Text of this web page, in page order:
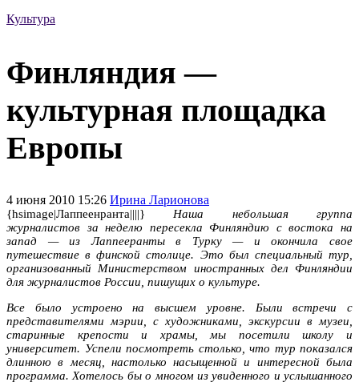
Культура
Финляндия —
культурная площадка
Европы
4 июня 2010 15:26 Ирина Ларионова
{hsimage|Лаппеенранта||||} Наша небольшая группа
журналистов за неделю пересекла Финляндию с востока на
запад — из Лаппееранты в Турку — и окончила свое
путешествие в финской столице. Это был специальный тур,
организованный Министерством иностранных дел Финляндии
для журналистов России, пишущих о культуре.
Все было устроено на высшем уровне. Были встречи с
представителями мэрии, с художниками, экскурсии в музеи,
старинные крепости и храмы, мы посетили школу и
университет. Успели посмотреть столько, что тур показался
длинною в месяц, настолько насыщенной и интересной была
программа. Хотелось бы о многом из увиденного и услышанного